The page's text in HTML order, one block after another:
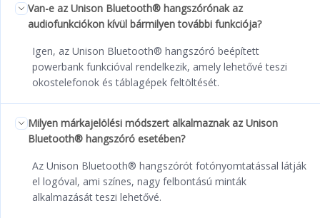
Van-e az Unison Bluetooth® hangszórónak az
audiofunkciókon kívül bármilyen további funkciója?
Igen, az Unison Bluetooth® hangszóró beépített
powerbank funkcióval rendelkezik, amely lehetővé teszi
okostelefonok és táblagépek feltöltését.
Milyen márkajelölési módszert alkalmaznak az Unison
Bluetooth® hangszóró esetében?
Az Unison Bluetooth® hangszórót fotónyomtatással látják
el logóval, ami színes, nagy felbontású minták
alkalmazását teszi lehetővé.